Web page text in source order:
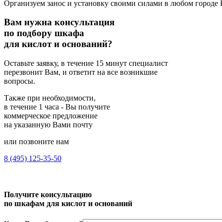
Организуем занос и установку своими силами в любом городе
Вам нужна консультация
по подбору шкафа
для кислот и оснований?
Оставьте заявку, в течение 15 минут специалист
перезвонит Вам, и ответит на все возникшие
вопросы.
Также при необходимости,
в течение 1 часа - Вы получите
коммерческое предложение
на указанную Вами почту
или позвоните нам
8 (495) 125-35-50
Получите консультацию
по шкафам для кислот и оснований